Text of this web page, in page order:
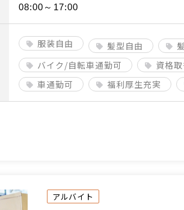
08:00～17:00
服装自由 髪型自由
バイク/自転車通勤可
資格
車通勤可
福利厚生充実
アルバイト